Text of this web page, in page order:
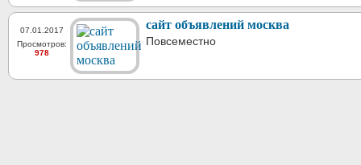
07.01.2017
Просмотров:
978
сайт объявлений москва
Повсеместно